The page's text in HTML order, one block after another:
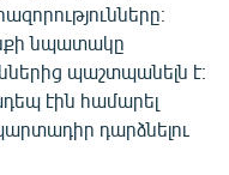
նպատակը
պաշտպանելն է։
էին համարել
դարձնելու